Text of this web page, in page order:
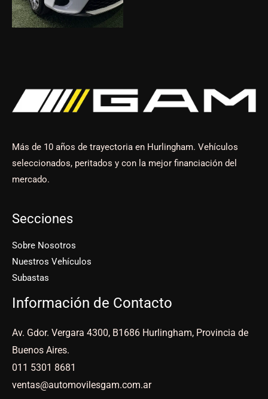
Más de 10 años de trayectoria en Hurlingham. Vehículos
seleccionados, peritados y con la mejor financiación del
mercado.
Secciones
Sobre Nosotros
Nuestros Vehículos
Subastas
Información de Contacto
Av. Gdor. Vergara 4300, B1686 Hurlingham, Provincia de
Buenos Aires.
011 5301 8681
ventas@automovilesgam.com.ar